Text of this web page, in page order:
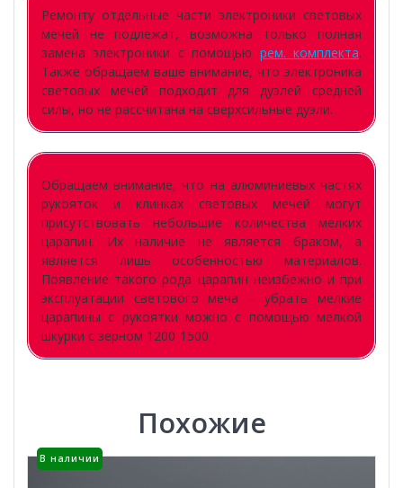
Ремонту отдельные части электроники световых
мечей не подлежат, возможна только полная
замена электроники с помощью рем. комплекта.
Также обращаем ваше внимание, что электроника
световых мечей подходит для дуэлей средней
силы, но не рассчитана на сверхсильные дуэли.
Обращаем внимание, что на алюминиевых частях
рукояток и клинках световых мечей могут
присутствовать небольшие количества мелких
царапин. Их наличие не является браком, а
является лишь особенностью материалов.
Появление такого рода царапин неизбежно и при
эксплуатации светового меча – убрать мелкие
царапины с рукоятки можно с помощью мелкой
шкурки с зерном 1200-1500.
Похожие
В наличии